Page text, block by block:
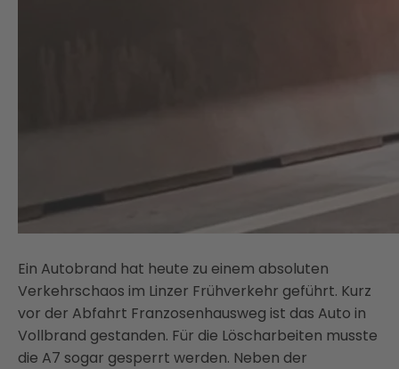
Ein Autobrand hat heute zu einem absoluten
Verkehrschaos im Linzer Frühverkehr geführt. Kurz
vor der Abfahrt Franzosenhausweg ist das Auto in
Vollbrand gestanden. Für die Löscharbeiten musste
die A7 sogar gesperrt werden. Neben der